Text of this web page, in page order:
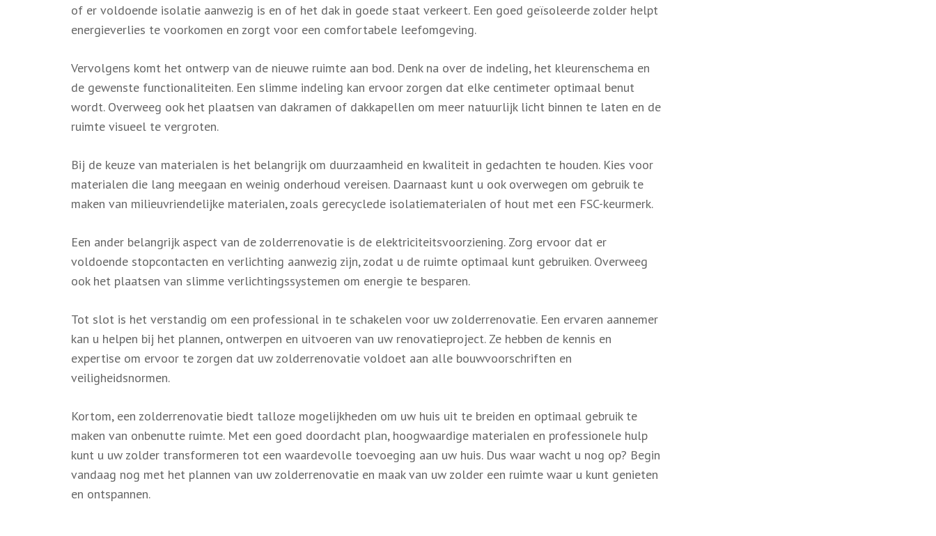
of er voldoende isolatie aanwezig is en of het dak in goede staat verkeert. Een goed geïsoleerde zolder helpt
energieverlies te voorkomen en zorgt voor een comfortabele leefomgeving.
Vervolgens komt het ontwerp van de nieuwe ruimte aan bod. Denk na over de indeling, het kleurenschema en
de gewenste functionaliteiten. Een slimme indeling kan ervoor zorgen dat elke centimeter optimaal benut
wordt. Overweeg ook het plaatsen van dakramen of dakkapellen om meer natuurlijk licht binnen te laten en de
ruimte visueel te vergroten.
Bij de keuze van materialen is het belangrijk om duurzaamheid en kwaliteit in gedachten te houden. Kies voor
materialen die lang meegaan en weinig onderhoud vereisen. Daarnaast kunt u ook overwegen om gebruik te
maken van milieuvriendelijke materialen, zoals gerecyclede isolatiematerialen of hout met een FSC-keurmerk.
Een ander belangrijk aspect van de zolderrenovatie is de elektriciteitsvoorziening. Zorg ervoor dat er
voldoende stopcontacten en verlichting aanwezig zijn, zodat u de ruimte optimaal kunt gebruiken. Overweeg
ook het plaatsen van slimme verlichtingssystemen om energie te besparen.
Tot slot is het verstandig om een professional in te schakelen voor uw zolderrenovatie. Een ervaren aannemer
kan u helpen bij het plannen, ontwerpen en uitvoeren van uw renovatieproject. Ze hebben de kennis en
expertise om ervoor te zorgen dat uw zolderrenovatie voldoet aan alle bouwvoorschriften en
veiligheidsnormen.
Kortom, een zolderrenovatie biedt talloze mogelijkheden om uw huis uit te breiden en optimaal gebruik te
maken van onbenutte ruimte. Met een goed doordacht plan, hoogwaardige materialen en professionele hulp
kunt u uw zolder transformeren tot een waardevolle toevoeging aan uw huis. Dus waar wacht u nog op? Begin
vandaag nog met het plannen van uw zolderrenovatie en maak van uw zolder een ruimte waar u kunt genieten
en ontspannen.